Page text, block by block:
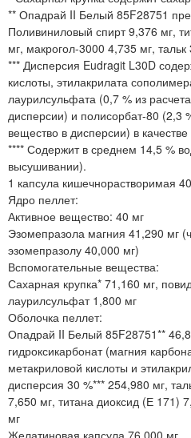
** Опадрай II Белый 85F28751
Поливиниловый спирт 9,376 мг,
мг, макрогол-3000 4,735 мг, тальк
*** Дисперсия Eudragit L30D
кислоты, этилакрилата
лаурилсульфата (0,7 % из
дисперсии) и полисорбат-80 (2,3
вещество в дисперсии) в качестве
**** Содержит в среднем 14,5 %
высушивании).
1 капсула кишечнорастворимая
Ядро пеллет:
Активное вещество: 40 мг
Эзомепразола магния 41,290 мг
эзомепразолу 40,000 мг)
Вспомогательные вещества:
Сахарная крупка* 71,160 мг,
лаурилсульфат 1,800 мг
Оболочка пеллет:
Опадрай II Белый 85F28751**
гидроксикарбонат (магния
метакриловой кислоты и
дисперсия 30 %*** 254,980 мг,
7,650 мг, титана диоксид (Е 171)
мг